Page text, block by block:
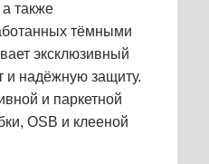
также
тёмными
эксклюзивный
и надёжную защиту.
и паркетной
OSB и клееной